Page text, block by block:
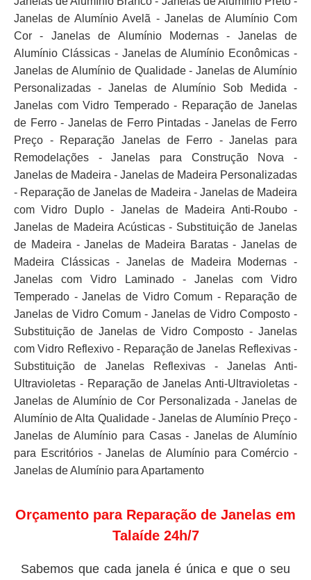
Janelas de Alumínio Avelã - Janelas de Alumínio Com
Cor - Janelas de Alumínio Modernas - Janelas de
Alumínio Clássicas - Janelas de Alumínio Econômicas -
Janelas de Alumínio de Qualidade - Janelas de Alumínio
Personalizadas - Janelas de Alumínio Sob Medida -
Janelas com Vidro Temperado - Reparação de Janelas
de Ferro - Janelas de Ferro Pintadas - Janelas de Ferro
Preço - Reparação Janelas de Ferro - Janelas para
Remodelações - Janelas para Construção Nova -
Janelas de Madeira - Janelas de Madeira Personalizadas
- Reparação de Janelas de Madeira - Janelas de Madeira
com Vidro Duplo - Janelas de Madeira Anti-Roubo -
Janelas de Madeira Acústicas - Substituição de Janelas
de Madeira - Janelas de Madeira Baratas - Janelas de
Madeira Clássicas - Janelas de Madeira Modernas -
Janelas com Vidro Laminado - Janelas com Vidro
Temperado - Janelas de Vidro Comum - Reparação de
Janelas de Vidro Comum - Janelas de Vidro Composto -
Substituição de Janelas de Vidro Composto - Janelas
com Vidro Reflexivo - Reparação de Janelas Reflexivas -
Substituição de Janelas Reflexivas - Janelas Anti-
Ultravioletas - Reparação de Janelas Anti-Ultravioletas -
Janelas de Alumínio de Cor Personalizada - Janelas de
Alumínio de Alta Qualidade - Janelas de Alumínio Preço -
Janelas de Alumínio para Casas - Janelas de Alumínio
para Escritórios - Janelas de Alumínio para Comércio -
Janelas de Alumínio para Apartamento
Orçamento para Reparação de Janelas em
Talaíde 24h/7
Sabemos que cada janela é única e que o seu